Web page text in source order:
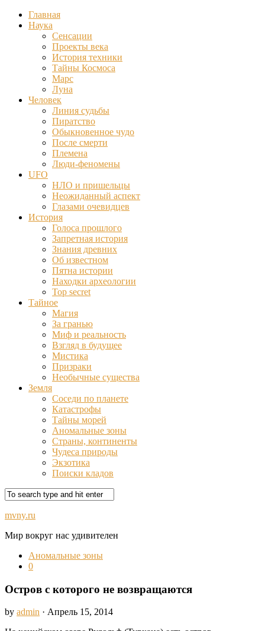
Главная
Наука
Сенсации
Проекты века
История техники
Тайны Космоса
Марс
Луна
Человек
Линия судьбы
Пиратство
Обыкновенное чудо
После смерти
Племена
Люди-феномены
UFO
НЛО и пришельцы
Неожиданный аспект
Глазами очевидцев
История
Голоса прошлого
Запретная история
Знания древних
Об известном
Пятна истории
Находки археологии
Top secret
Тайное
Магия
За гранью
Миф и реальность
Взгляд в будущее
Мистика
Призраки
Необычные существа
Земля
Соседи по планете
Катастрофы
Тайны морей
Аномальные зоны
Страны, континенты
Чудеса природы
Экзотика
Поиски кладов
mvny.ru
Мир вокруг нас удивителен
Аномальные зоны
0
Остров с которого не возвращаются
by admin · Апрель 15, 2014